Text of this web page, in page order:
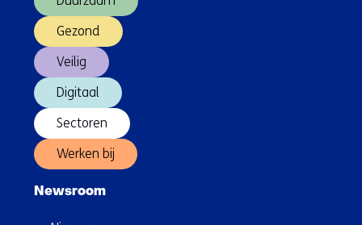
Gezond
Veilig
Digitaal
Sectoren
Werken bij
Newsroom